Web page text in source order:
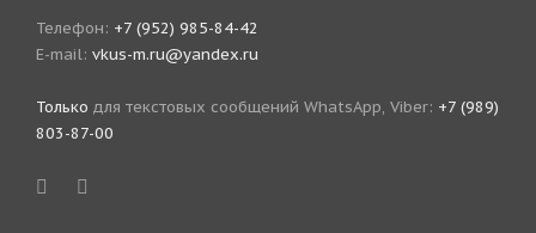
Телефон: +7 (952) 985-84-42
E-mail: vkus-m.ru@yandex.ru
Только для текстовых сообщений WhatsApp, Viber: +7 (989)
803-87-00